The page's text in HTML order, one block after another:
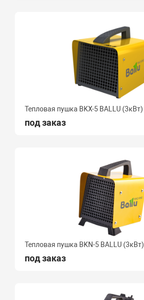
Тепловая пушка BKX-5 BALLU (3кВт)
под заказ
Тепловая пушка BKN-5 BALLU (3кВт)
под заказ